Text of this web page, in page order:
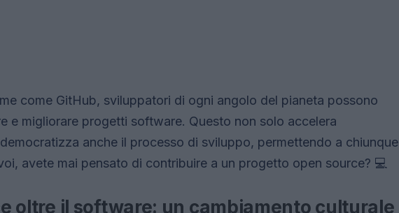
come GitHub, sviluppatori di ogni angolo del pianeta possono
e migliorare progetti software. Questo non solo accelera
anche il processo di sviluppo, permettendo a chiunque
avete mai pensato di contribuire a un progetto open source? 💻
oltre il software: un cambiamento culturale